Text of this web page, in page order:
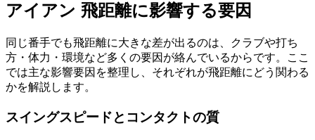
アイアン 飛距離に影響する要因
同じ番手でも飛距離に大きな差が出るのは、クラブや打ち
方・体力・環境など多くの要因が絡んでいるからです。ここ
では主な影響要因を整理し、それぞれが飛距離にどう関わる
かを解説します。
スイングスピードとコンタクトの質